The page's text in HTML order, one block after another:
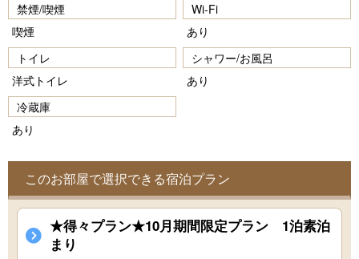
禁煙/喫煙
喫煙
Wi-Fi
あり
トイレ
洋式トイレ
シャワー/お風呂
あり
冷蔵庫
あり
このお部屋で選択できる宿泊プラン
★得々プラン★10月期間限定プラン 1泊素泊
まり